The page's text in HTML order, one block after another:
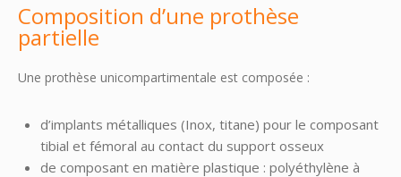
Composition d’une prothèse
partielle
Une prothèse unicompartimentale est composée :
d’implants métalliques (Inox, titane) pour le composant
tibial et fémoral au contact du support osseux
de composant en matière plastique : polyéthylène à